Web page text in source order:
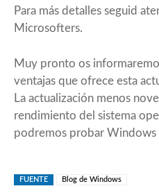
Para más detalles seguid
Microsofters.
Muy pronto os
ventajas que ofrece esta
La actualización menos
rendimiento del sistema
podremos probar
FUENTE Blog de Windows